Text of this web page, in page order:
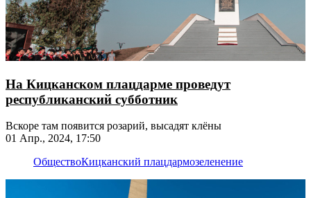
На Кицканском плацдарме проведут
республиканский субботник
Вскоре там появится розарий, высадят клёны
01 Апр., 2024, 17:50
ОбществоКицканский плацдармозеленение